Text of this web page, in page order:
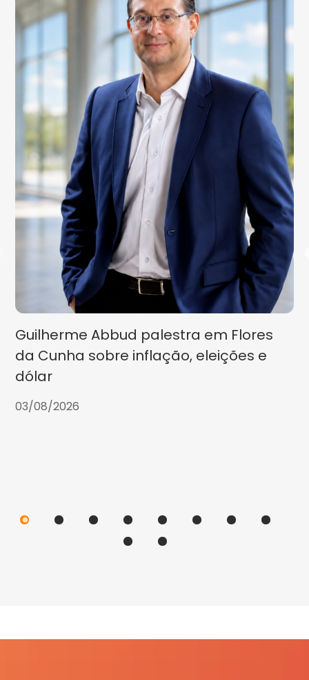
Guilherme Abbud palestra em Flores
da Cunha sobre inflação, eleições e
dólar
03/08/2026